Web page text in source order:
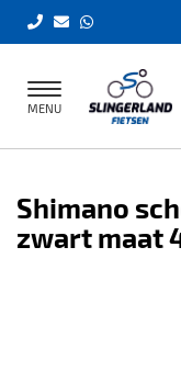
Toggle
navigation
MENU
Shimano
zwart maat